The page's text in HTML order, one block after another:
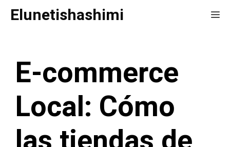
SaltarElunetishashimi
E-commerce
Local: Cómo